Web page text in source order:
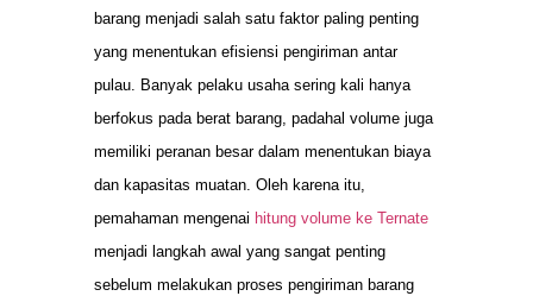
barang menjadi salah satu faktor paling penting
yang menentukan efisiensi pengiriman antar
pulau. Banyak pelaku usaha sering kali hanya
berfokus pada berat barang, padahal volume juga
memiliki peranan besar dalam menentukan biaya
dan kapasitas muatan. Oleh karena itu,
pemahaman mengenai hitung volume ke Ternate
menjadi langkah awal yang sangat penting
sebelum melakukan proses pengiriman barang